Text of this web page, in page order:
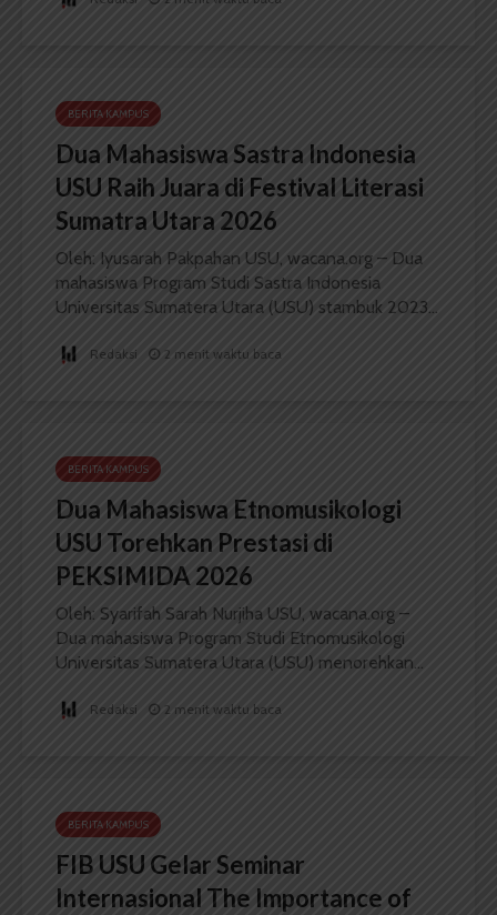
BERITA KAMPUS
Dua Mahasiswa Sastra Indonesia
USU Raih Juara di Festival Literasi
Sumatra Utara 2026
Oleh: Iyusarah Pakpahan USU, wacana.org – Dua
mahasiswa Program Studi Sastra Indonesia
Universitas Sumatera Utara (USU) stambuk 2023...
Redaksi 2 menit waktu baca
BERITA KAMPUS
Dua Mahasiswa Etnomusikologi
USU Torehkan Prestasi di
PEKSIMIDA 2026
Oleh: Syarifah Sarah Nurjiha USU, wacana.org –
Dua mahasiswa Program Studi Etnomusikologi
Universitas Sumatera Utara (USU) menorehkan...
Redaksi 2 menit waktu baca
BERITA KAMPUS
FIB USU Gelar Seminar
Internasional The Importance of